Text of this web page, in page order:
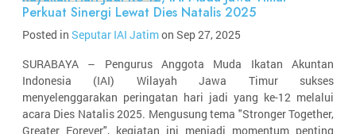
Perkuat Sinergi Lewat Dies Natalis 2025
Posted in Seputar IAI Jatimon Sep 27, 2025
SURABAYA – Pengurus Anggota Muda Ikatan Akuntan
Indonesia (IAI) Wilayah Jawa Timur sukses
menyelenggarakan peringatan hari jadi yang ke-12 melalui
acara Dies Natalis 2025. Mengusung tema "Stronger Together,
Greater Forever", kegiatan ini menjadi momentum penting